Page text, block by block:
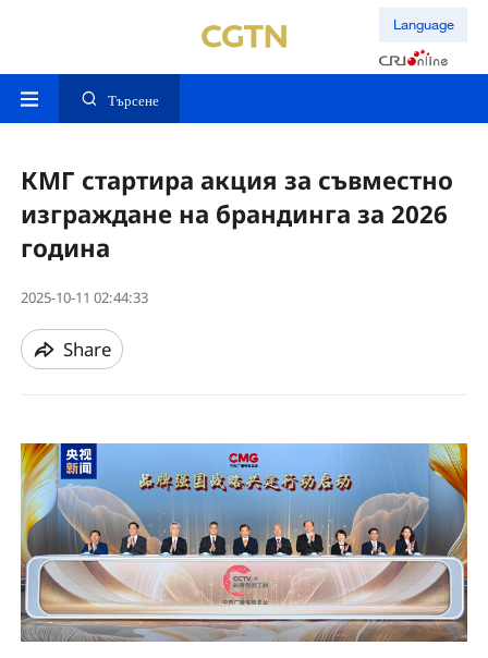
Language
Търсене
КМГ стартира акция за съвместно
изграждане на брандинга за 2026
година
2025-10-11 02:44:33
Share